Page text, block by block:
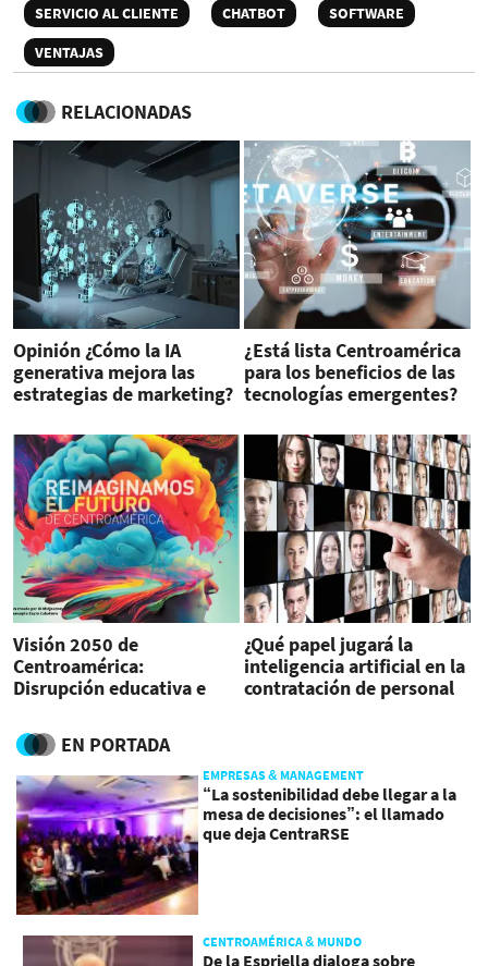
SERVICIO AL CLIENTE
CHATBOT
SOFTWARE
VENTAJAS
RELACIONADAS
Opinión ¿Cómo la IA
generativa mejora las
estrategias de marketing?
¿Está lista Centroamérica
para los beneficios de las
tecnologías emergentes?
Visión 2050 de
Centroamérica:
Disrupción educativa e
¿Qué papel jugará la
inteligencia artificial en la
contratación de personal
EN PORTADA
EMPRESAS & MANAGEMENT
“La sostenibilidad debe llegar a la
mesa de decisiones”: el llamado
que deja CentraRSE
CENTROAMÉRICA & MUNDO
De la Espriella dialoga sobre